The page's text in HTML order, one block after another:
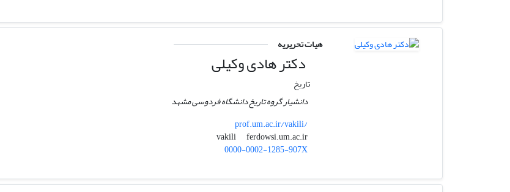
هیات تحریریه
دکتر هادی وکیلی
تاریخ
دانشیار گروه تاریخ دانشگاه فردوسی مشهد
prof.um.ac.ir/vakili/
ferdowsi.um.ac.ir
0000-0002-1285-907X